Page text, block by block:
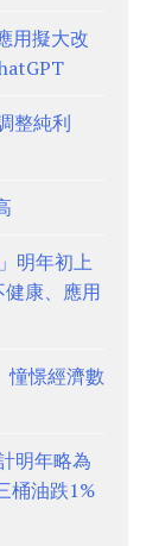
用擬大改
整純利
明年初上
康、應用
憬經濟數
明年略為
桶油跌1%